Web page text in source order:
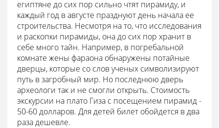
египтяне до сих пор сильно чтят пирамиду, и
каждый год в августе празднуют день начала ее
строительства. Несмотря на то, что исследования
и раскопки пирамиды, она до сих пор хранит в
себе много тайн. Например, в погребальной
комнате жены фараона обнаружены потайные
дверцы, которые со слов ученых символизируют
путь в загробный мир. Но последнюю дверь
археологи так и не смогли открыть. Стоимость
экскурсии на плато Гиза с посещением пирамид -
50-60 долларов. Для детей билет обойдется в два
раза дешевле.